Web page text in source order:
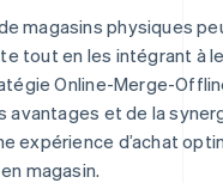
magasins physiques
tout en les intégrant à
Online-Merge-
et de la
expérience d’achat
magasin.